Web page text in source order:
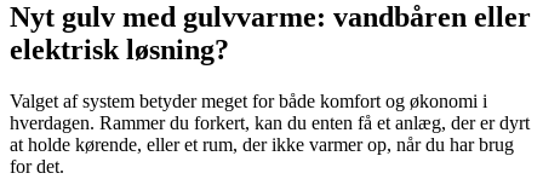
Nyt gulv med gulvvarme: vandbåren eller
elektrisk løsning?
Valget af system betyder meget for både komfort og økonomi i
hverdagen. Rammer du forkert, kan du enten få et anlæg, der er dyrt
at holde kørende, eller et rum, der ikke varmer op, når du har brug
for det.